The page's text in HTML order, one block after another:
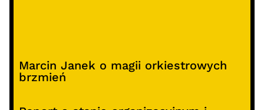
Marcin Janek o magii orkiestrowych
brzmień